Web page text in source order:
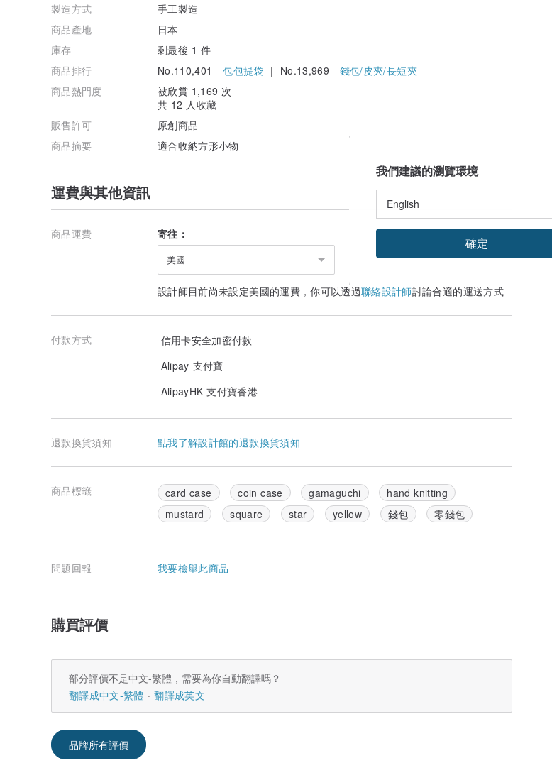
製造方式
手工製造
商品產地
日本
庫存
剩最後 1 件
商品排行
No.110,401 -包包提袋 | No.13,969 - 錢包/皮夾/長短夾
商品熱門度
被欣賞 1,169 次
共 12 人收藏
販售許可
原創商品
商品摘要
適合收納方形小物
運費與其他資訊
商品運費 寄往：
美國
設計師目前尚未設定美國的運費，你可以透過聯絡設計師討論合適的運送方式
付款方式
信用卡安全加密付款
Alipay 支付寶
AlipayHK 支付寶香港
退款換貨須知 點我了解設計館的退款換貨須知
商品標籤 card case coin case gamaguchi
hand knitting
mustard
square star yellow 錢包 零錢包
問題回報 我要檢舉此商品
購買評價
部分評價不是中文-繁體，需要為你自動翻譯嗎？
翻譯成中文-繁體
翻譯成英文
品牌所有評價
我們建議的瀏覽環境
確定